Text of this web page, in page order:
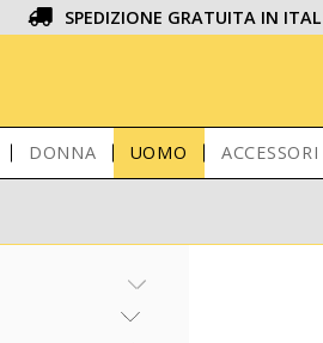
SPEDIZIONE GRATUITA IN
DONNA UOMO ACCESSORI